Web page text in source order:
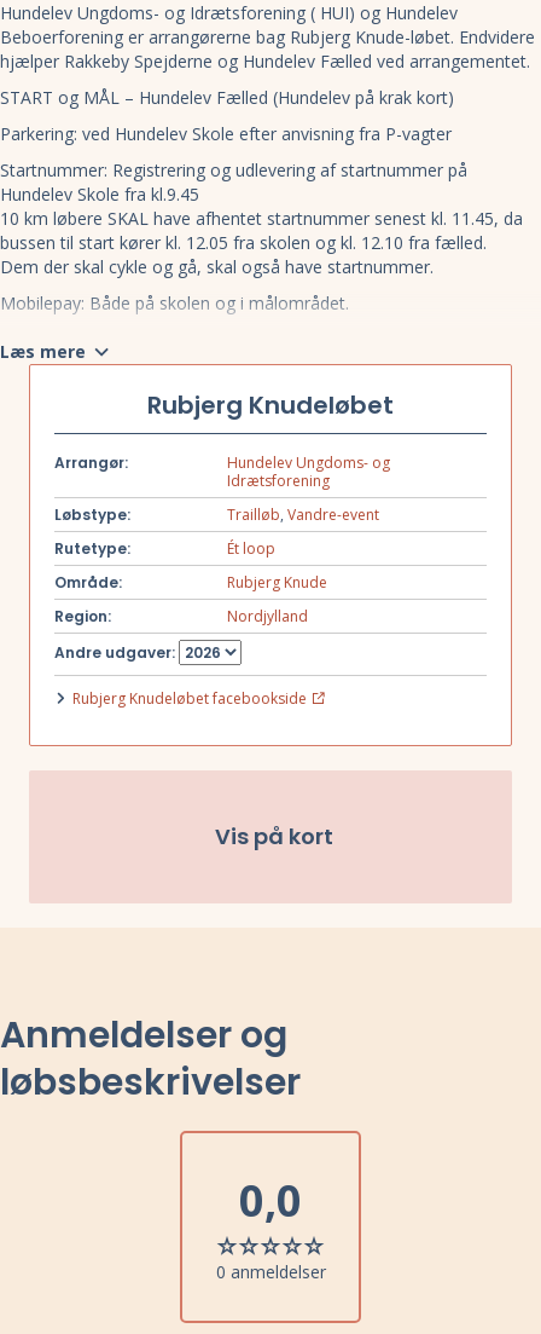
Hundelev Ungdoms- og Idrætsforening ( HUI) og Hundelev
Beboerforening er arrangørerne bag Rubjerg Knude-løbet. Endvidere
hjælper Rakkeby Spejderne og Hundelev Fælled ved arrangementet.
START og MÅL – Hundelev Fælled (Hundelev på krak kort)
Parkering: ved Hundelev Skole efter anvisning fra P-vagter
Startnummer: Registrering og udlevering af startnummer på
Hundelev Skole fra kl.9.45
10 km løbere SKAL have afhentet startnummer senest kl. 11.45, da
bussen til start kører kl. 12.05 fra skolen og kl. 12.10 fra fælled.
Dem der skal cykle og gå, skal også have startnummer.
Mobilepay: Både på skolen og i målområdet.
på skolen. Det tager 5 minutter at gå fra skolen til start. Mulighed for
Medalje og diplom: til alle, som er tilmeldt og gennemfører. Medaljen
Der er særlige stjernemedaljer, hvis du har løbet en stjernetid. Men
det er ikke nemt at løbe en stjernetid, hvilket det heller ikke skal
være. Der er guld, sølv og bronze. Det er aldersopdelt efter nationale
standarder. Dog tidsjusteret pga. det svære terræn.
Forplejning: Efter løbet bestående af koldskål med vaniljeis, samt
pandekager fra spejderne.
Depoter: Der er depoter for hver 4-5 km hele vejen rundt. Der vil
være vand, cola, saft, frugt og snack
Læs mere
Rubjerg Knudeløbet
Arrangør:
Hundelev Ungdoms- og
Idrætsforening
Løbstype:
Trailløb,Vandre-event
Rutetype:
Ét loop
Område:
Rubjerg Knude
Region:
Nordjylland
Andre udgaver:
Rubjerg Knudeløbet facebookside
Vis på kort
Anmeldelser og
løbsbeskrivelser
0,0
0 anmeldelser